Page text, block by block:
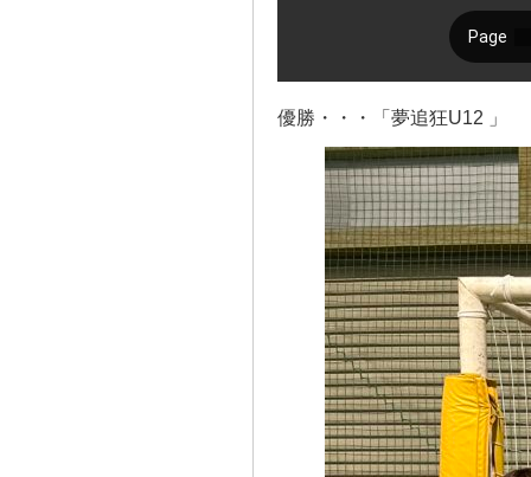
優勝・・・「夢追狂U12 」